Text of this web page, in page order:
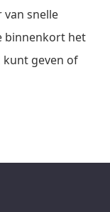
snelle
binnenkort het
kunt geven of